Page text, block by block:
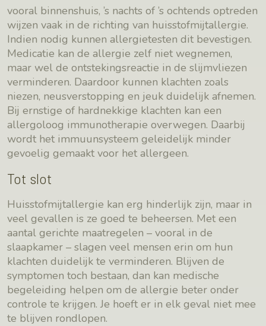
vooral binnenshuis, ’s nachts of ’s ochtends optreden
wijzen vaak in de richting van huisstofmijtallergie.
Indien nodig kunnen allergietesten dit bevestigen.
Medicatie kan de allergie zelf niet wegnemen,
maar wel de ontstekingsreactie in de slijmvliezen
verminderen. Daardoor kunnen klachten zoals
niezen, neusverstopping en jeuk duidelijk afnemen.
Bij ernstige of hardnekkige klachten kan een
allergoloog immunotherapie overwegen. Daarbij
wordt het immuunsysteem geleidelijk minder
gevoelig gemaakt voor het allergeen.
Tot slot
Huisstofmijtallergie kan erg hinderlijk zijn, maar in
veel gevallen is ze goed te beheersen. Met een
aantal gerichte maatregelen – vooral in de
slaapkamer – slagen veel mensen erin om hun
klachten duidelijk te verminderen. Blijven de
symptomen toch bestaan, dan kan medische
begeleiding helpen om de allergie beter onder
controle te krijgen. Je hoeft er in elk geval niet mee
te blijven rondlopen.